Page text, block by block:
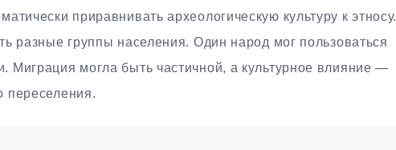
приравнивать археологическую культуру к этносу.
разные группы населения. Один народ мог пользоваться
могла быть частичной, а культурное влияние —
переселения.